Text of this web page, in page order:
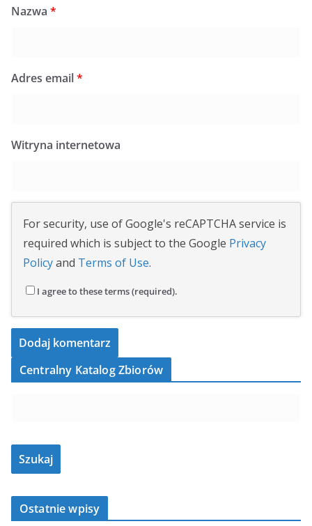
Nazwa *
Adres email*
Witryna internetowa
For security, use of Google's reCAPTCHA service is
required which is subject to the Google Privacy
Policyand Terms of Use.
I agree to these terms (required).
Centralny Katalog Zbiorów
Ostatnie wpisy